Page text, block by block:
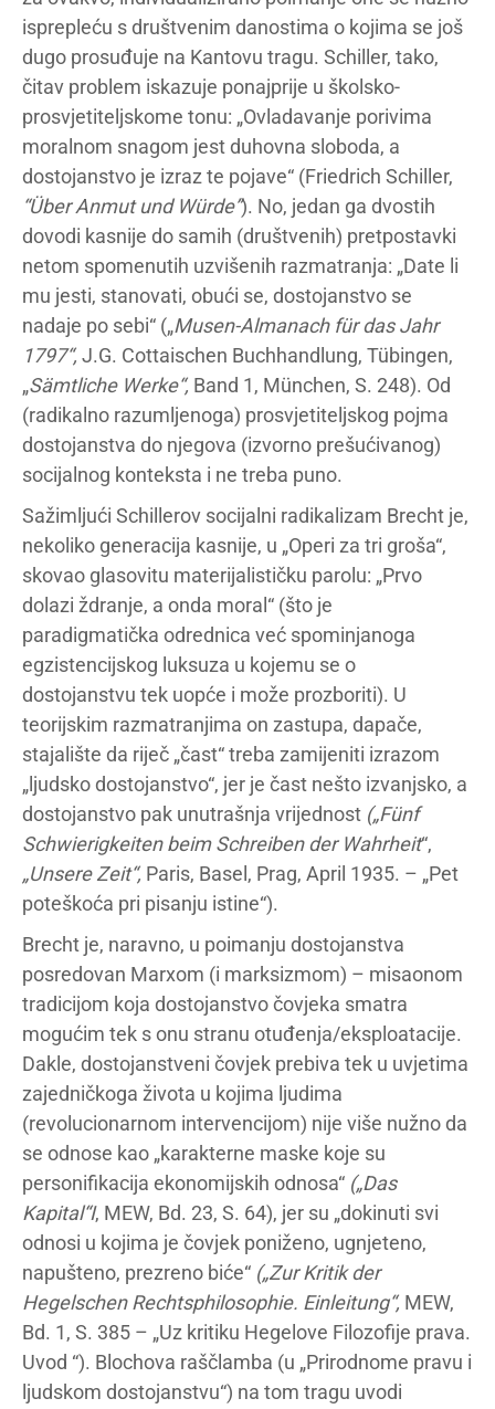
isprepleću s društvenim danostima o kojima se još
dugo prosuđuje na Kantovu tragu. Schiller, tako,
čitav problem iskazuje ponajprije u školsko-
prosvjetiteljskome tonu: „Ovladavanje porivima
moralnom snagom jest duhovna sloboda, a
dostojanstvo je izraz te pojave“ (Friedrich Schiller,
“Über Anmut und Würde”). No, jedan ga dvostih
dovodi kasnije do samih (društvenih) pretpostavki
netom spomenutih uzvišenih razmatranja: „Date li
mu jesti, stanovati, obući se, dostojanstvo se
nadaje po sebi“ („Musen-Almanach für das Jahr
1797“, J.G. Cottaischen Buchhandlung, Tübingen,
„Sämtliche Werke“, Band 1, München, S. 248). Od
(radikalno razumljenoga) prosvjetiteljskog pojma
dostojanstva do njegova (izvorno prešućivanog)
socijalnog konteksta i ne treba puno.
Sažimljući Schillerov socijalni radikalizam Brecht je,
nekoliko generacija kasnije, u „Operi za tri groša“,
skovao glasovitu materijalističku parolu: „Prvo
dolazi ždranje, a onda moral“ (što je
paradigmatička odrednica već spominjanoga
egzistencijskog luksuza u kojemu se o
dostojanstvu tek uopće i može prozboriti). U
teorijskim razmatranjima on zastupa, dapače,
stajalište da riječ „čast“ treba zamijeniti izrazom
„ljudsko dostojanstvo“, jer je čast nešto izvanjsko, a
dostojanstvo pak unutrašnja vrijednost („Fünf
Schwierigkeiten beim Schreiben der Wahrheit“,
„Unsere Zeit“, Paris, Basel, Prag, April 1935. – „Pet
poteškoća pri pisanju istine“).
Brecht je, naravno, u poimanju dostojanstva
posredovan Marxom (i marksizmom) – misaonom
tradicijom koja dostojanstvo čovjeka smatra
mogućim tek s onu stranu otuđenja/eksploatacije.
Dakle, dostojanstveni čovjek prebiva tek u uvjetima
zajedničkoga života u kojima ljudima
(revolucionarnom intervencijom) nije više nužno da
se odnose kao „karakterne maske koje su
personifikacija ekonomijskih odnosa“ („Das
Kapital“I, MEW, Bd. 23, S. 64), jer su „dokinuti svi
odnosi u kojima je čovjek poniženo, ugnjeteno,
napušteno, prezreno biće“ („Zur Kritik der
Hegelschen Rechtsphilosophie. Einleitung“, MEW,
Bd. 1, S. 385 – „Uz kritiku Hegelove Filozofije prava.
Uvod “). Blochova raščlamba (u „Prirodnome pravu i
ljudskom dostojanstvu“) na tom tragu uvodi